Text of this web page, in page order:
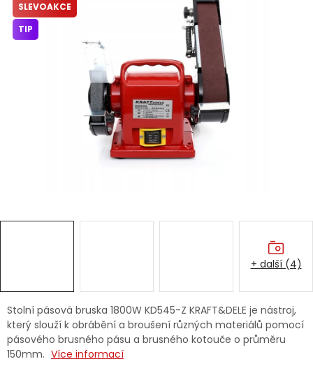
Domácnost
Dětská hřiště
Autodoplňky
Značky
Stolní pásová bruska 1800W KD545-Z KRAFT&DELE je nástroj,
který slouží k obrábění a broušení různých materiálů pomocí
pásového brusného pásu a brusného kotouče o průměru
150mm. Více informací
SLEVOAKCE
TIP
+ další (4)